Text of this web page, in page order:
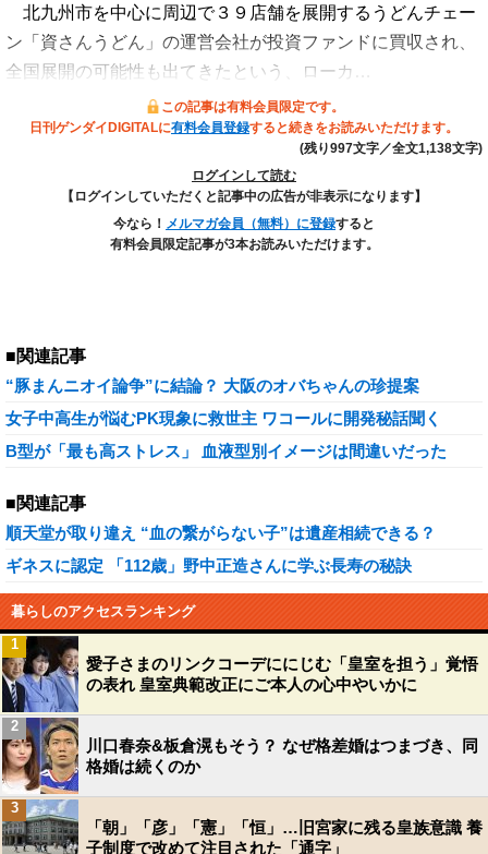
北九州市を中心に周辺で３９店舗を展開するうどんチェー
ン「資さんうどん」の運営会社が投資ファンドに買収され、
全国展開の可能性も出てきたという、ローカ…
この記事は有料会員限定です。
日刊ゲンダイDIGITALに有料会員登録すると続きをお読みいただけます。
(残り997文字／全文1,138文字)
ログインして読む
【ログインしていただくと記事中の広告が非表示になります】
今なら！ メルマガ会員（無料）に登録すると
有料会員限定記事が3本お読みいただけます。
■関連記事
“豚まんニオイ論争”に結論？ 大阪のオバちゃんの珍提案
女子中高生が悩むPK現象に救世主 ワコールに開発秘話聞く
B型が「最も高ストレス」 血液型別イメージは間違いだった
■関連記事
順天堂が取り違え “血の繋がらない子”は遺産相続できる？
ギネスに認定 「112歳」野中正造さんに学ぶ長寿の秘訣
暮らしのアクセスランキング
愛子さまのリンクコーデににじむ「皇室を担う」覚悟
の表れ 皇室典範改正にご本人の心中やいかに
1
川口春奈&板倉滉もそう？ なぜ格差婚はつまづき、同
格婚は続くのか
2
「朝」「彦」「憲」「恒」…旧宮家に残る皇族意識 養
子制度で改めて注目された「通字」
3